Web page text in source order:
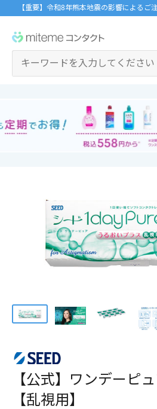
キ
【重要】令和8年熊本地震の影響によるご
miteme
contact
ログイン・新規会員登
クリニックフォアやアプリ「クリフォア」と同
レンズタイプから探す
レンズタイプから探す
カラコン
遠近両用
メーカーから探す
メーカーから探す
ジョンソン・エンド・ジョン
シード
ボシュロム
ご利用ガイド
よくあるご質問
【公式】ワンデーピ
【乱視用】